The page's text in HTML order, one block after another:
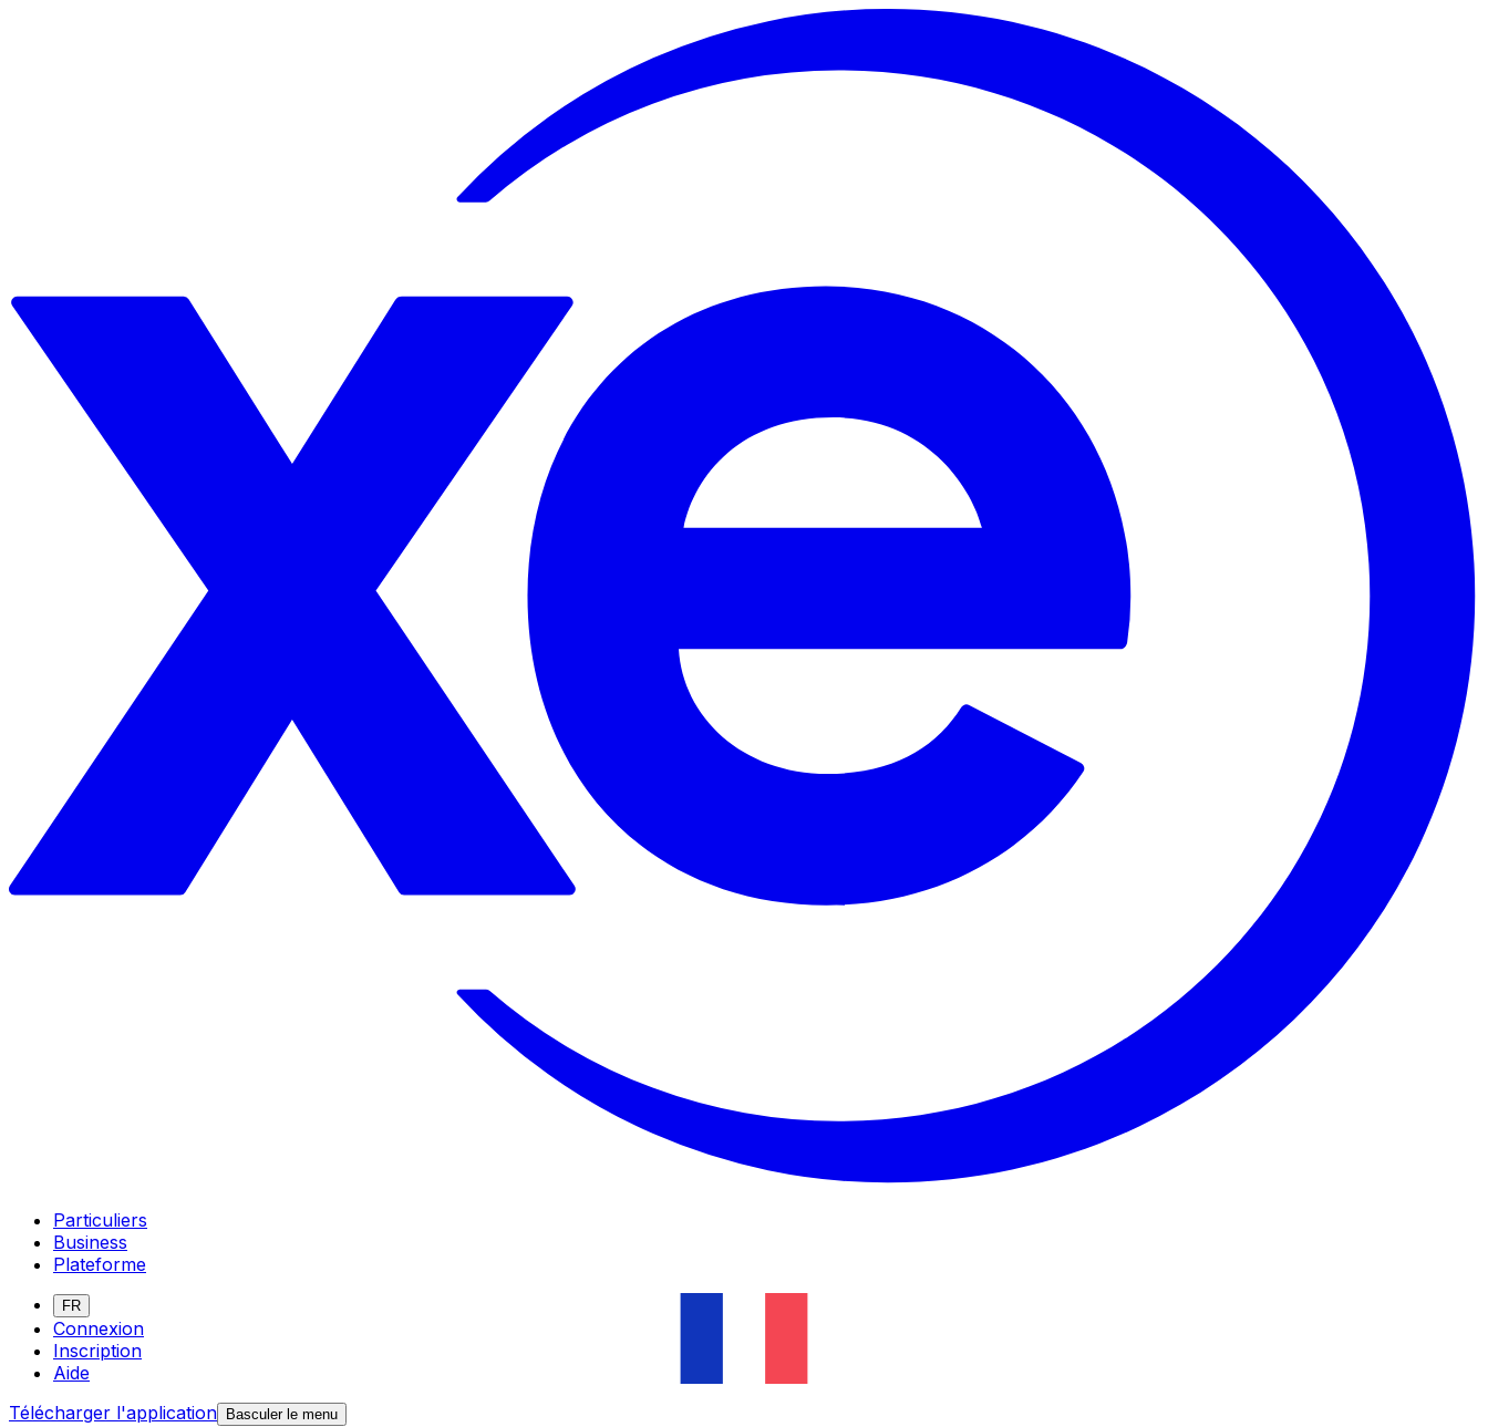
Particuliers
Business
Plateforme
FR
Connexion
Inscription
Aide
Télécharger l'application Basculer le menu